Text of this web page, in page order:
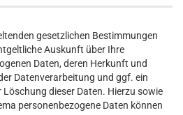
gesetzlichen Bestimmungen
Auskunft über Ihre
Daten, deren Herkunft und
Datenverarbeitung und ggf. ein
dieser Daten. Hierzu sowie
personenbezogene Daten können